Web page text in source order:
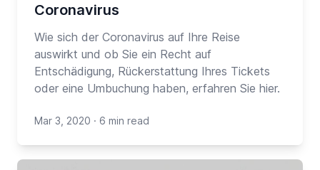
Coronavirus
Wie sich der Coronavirus auf Ihre Reise
auswirkt und ob Sie ein Recht auf
Entschädigung, Rückerstattung Ihres Tickets
oder eine Umbuchung haben, erfahren Sie hier.
Mar 3, 2020 · 6 min read